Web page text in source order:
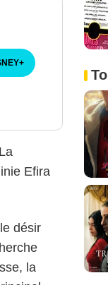
+
Efira
désir
la